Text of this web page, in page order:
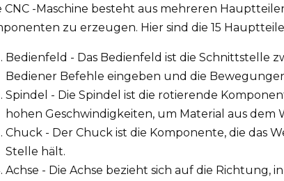
CNC -Maschine besteht aus mehreren
zu erzeugen. Hier sind die 15
Bedienfeld - Das Bedienfeld ist die Schnittstelle
Bediener Befehle eingeben und die
Spindel - Die Spindel ist die rotierende
hohen Geschwindigkeiten, um Material aus
Chuck - Der Chuck ist die Komponente, die das
Stelle hält.
Achse - Die Achse bezieht sich auf die Richtung,